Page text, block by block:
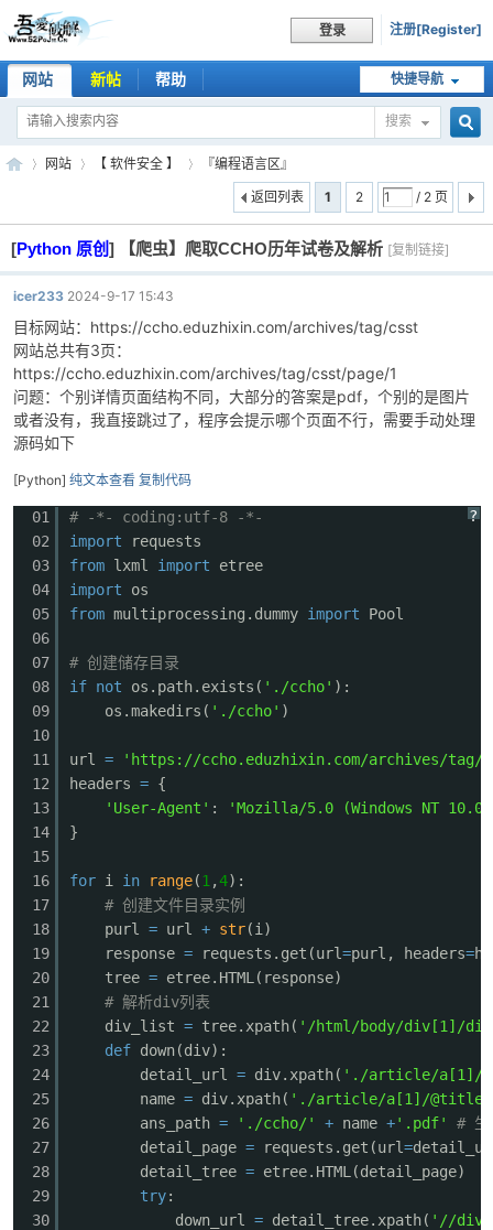
登录 注册[Register]
快捷导航
网站 新帖 帮助
搜索
吾
爱
»
网站 【 软件安全 】
『编程语言区』
1
2 / 2 页
返回列表
[Python 原创] 【爬虫】爬取CCHO历年试卷及解析 [复制链接]
icer233 2024-9-17 15:43
目标网站：https://ccho.eduzhixin.com/archives/tag/csst
网站总共有3页：
https://ccho.eduzhixin.com/archives/tag/csst/page/1
问题：个别详情页面结构不同，大部分的答案是pdf，个别的是图片
或者没有，我直接跳过了，程序会提示哪个页面不行，需要手动处理
源码如下
[Python] 纯文本查看 复制代码
?
01
02
03
04
05
06
07
08
09
10
11
12
13
14
15
16
17
18
19
20
21
22
23
24
25
26
27
28
29
30
# -*- coding:utf-8 -*-
import
requests
from lxml import
etree
import
os
from multiprocessing.dummy import Pool
# 创建储存目录
if not os.path.exists( './ccho' ):
os.makedirs( './ccho' )
url =
'https://ccho.eduzhixin.com/archives/tag/
headers = {
'User-Agent' :
'Mozilla/5.0 (Windows NT
}
for i in range(1 ,4):
# 创建文件目录实例
purl = url + str(i)
response = requests.get(url=purl, headers=
tree = etree.HTML(response)
# 解析div列表
div_list = tree.xpath( '/html/body/div[1]/
def down(div):
detail_url = div.xpath( './article/a[1]/
name = div.xpath( './article/a[1]/@title'
ans_path = './ccho/' + name +'.pdf'
# 生
detail_page = requests.get(url=
detail_tree = etree.HTML(detail_page)
try:
down_url = detail_tree.xpath( '//